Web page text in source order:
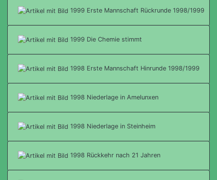
1999 Erste Mannschaft Rückrunde 1998/1999
1999 Die Chemie stimmt
1998 Erste Mannschaft Hinrunde 1998/1999
1998 Niederlage in Amelunxen
1998 Niederlage in Steinheim
1998 Rückkehr nach 21 Jahren